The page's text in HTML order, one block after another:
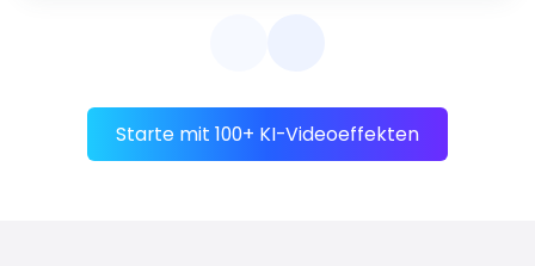
Starte mit 100+ KI-Videoeffekten